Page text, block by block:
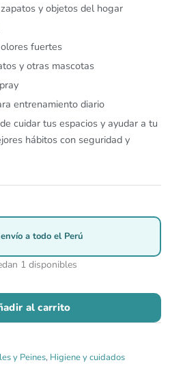
y objetos del hogar
fuertes
y otras mascotas
entrenamiento diario
cuidar tus espacios y ayudar a tu
hábitos con seguridad y
a todo el Perú
1 disponibles
al carrito
y Peines, Higiene y cuidados